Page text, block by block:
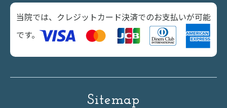
当院では、クレジットカード決済でのお支払いが可能
です。
Sitemap